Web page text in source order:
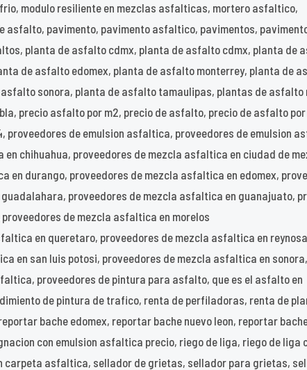
modulo resiliente en mezclas asfalticas, mortero asfaltico,
pavimento, pavimento asfaltico, pavimentos,
planta de asfalto cdmx, planta de asfalto cdmx, planta de
de asfalto edomex, planta de asfalto monterrey, planta de
sonora, planta de asfalto tamaulipas, plantas de asfalto
precio asfalto por m2, precio de asfalto, precio de asfalto
proveedores de emulsion asfaltica, proveedores de emulsion
chihuahua, proveedores de mezcla asfaltica en ciudad de
durango, proveedores de mezcla asfaltica en edomex,
proveedores de mezcla asfaltica en guanajuato,
de mezcla asfaltica en morelos
en queretaro, proveedores de mezcla asfaltica en
en san luis potosi, proveedores de mezcla asfaltica en sonora,
proveedores de pintura para asfalto, que es el asfalto en
de pintura de trafico, renta de perfiladoras, renta de
bache edomex, reportar bache nuevo leon, reportar
con emulsion asfaltica precio, riego de liga, riego de liga
asfaltica, sellador de grietas, sellador para grietas,